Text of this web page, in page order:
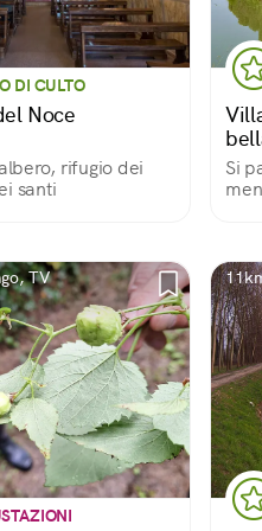
DI CULTO
Noce
rifugio dei
santi
Si
TV